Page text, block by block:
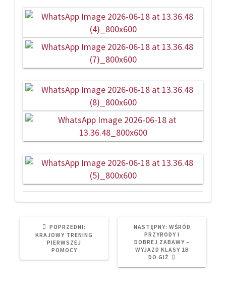
POPRZEDNI:
POST:
KRAJOWY TRENING
PIERWSZEJ
POMOCY
NASTĘPNY: NEXT
POST:
WŚRÓD
PRZYRODY I
DOBREJ ZABAWY –
WYJAZD KLASY 1B
DO GIŻ